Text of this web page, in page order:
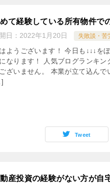
て経験している所有物件で
日： 2022年1月20日 失敗談・苦
ようございます！ 今日も↓↓↓を
なります！ 人気ブログランキ
ざいません。 本業が立て込ん
Tweet
産投資の経験がない方が自